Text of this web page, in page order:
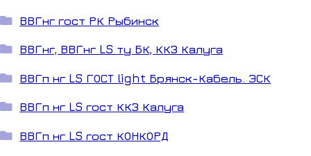
ВВГнг гост РК Рыбинск
ВВГнг, ВВГнг LS ту БК, ККЗ Калуга
ВВГп нг LS ГОСТ light Брянск-Кабель. ЭСК
ВВГп нг LS гост ККЗ Калуга
ВВГп нг LS гост КОНКОРД